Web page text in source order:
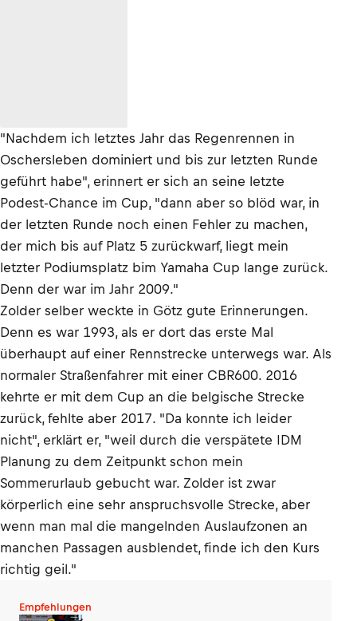
"Nachdem ich letztes Jahr das Regenrennen in
Oschersleben dominiert und bis zur letzten Runde
geführt habe", erinnert er sich an seine letzte
Podest-Chance im Cup, "dann aber so blöd war, in
der letzten Runde noch einen Fehler zu machen,
der mich bis auf Platz 5 zurückwarf, liegt mein
letzter Podiumsplatz bim Yamaha Cup lange zurück.
Denn der war im Jahr 2009."
Zolder selber weckte in Götz gute Erinnerungen.
Denn es war 1993, als er dort das erste Mal
überhaupt auf einer Rennstrecke unterwegs war. Als
normaler Straßenfahrer mit einer CBR600. 2016
kehrte er mit dem Cup an die belgische Strecke
zurück, fehlte aber 2017. "Da konnte ich leider
nicht", erklärt er, "weil durch die verspätete IDM
Planung zu dem Zeitpunkt schon mein
Sommerurlaub gebucht war. Zolder ist zwar
körperlich eine sehr anspruchsvolle Strecke, aber
wenn man mal die mangelnden Auslaufzonen an
manchen Passagen ausblendet, finde ich den Kurs
richtig geil."
Empfehlungen